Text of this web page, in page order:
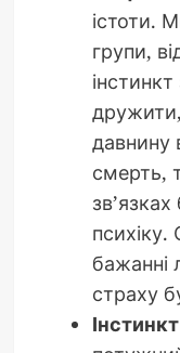
істоти.
групи,
давнину
смерть,
психіку.
бажанні
страху